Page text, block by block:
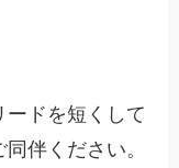
ドを短くして
伴ください。